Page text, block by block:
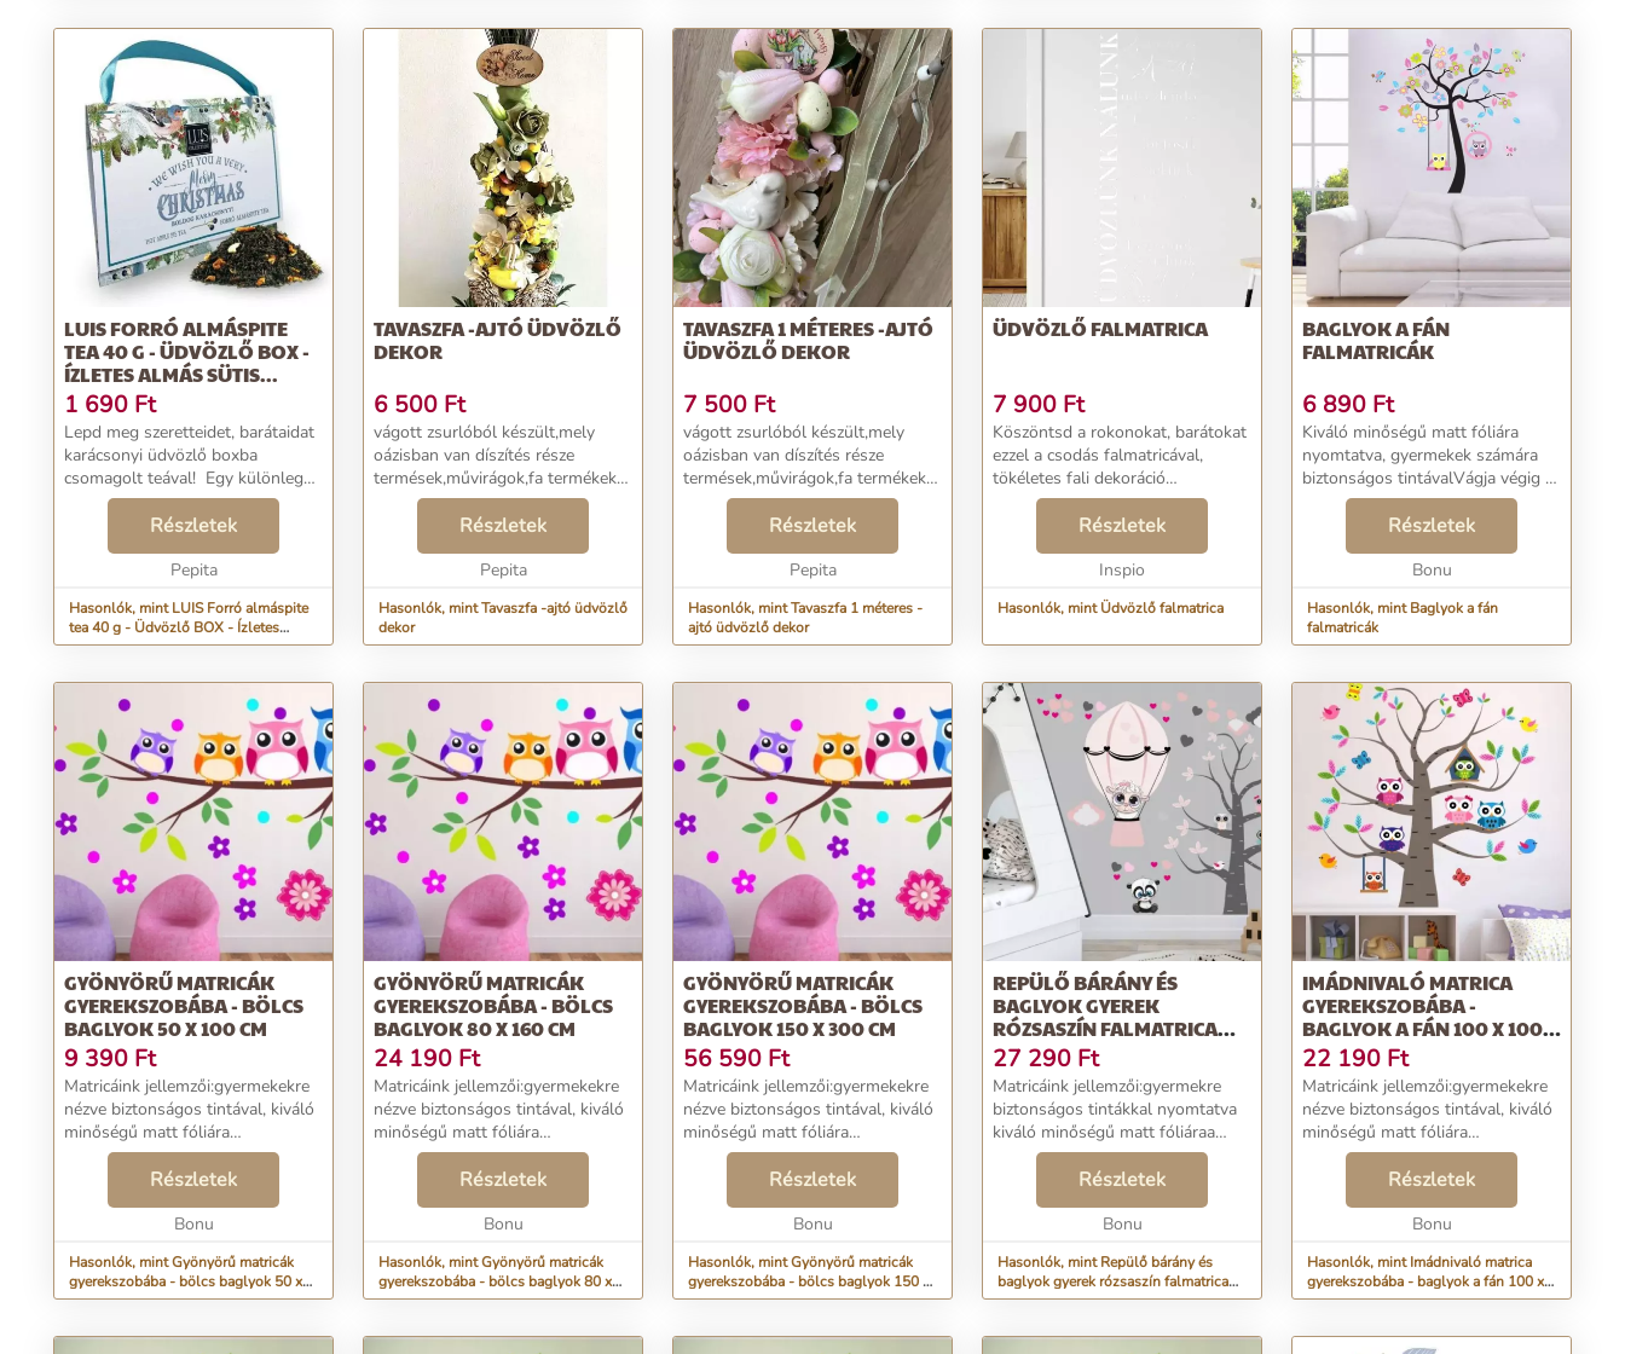
LUIS FORRÓ ALMÁSPITE
TEA 40 G - ÜDVÖZLŐ BOX -
ÍZLETES ALMÁS SÜTIS...
1 690 Ft
Lepd meg szeretteidet, barátaidat
karácsonyi üdvözlő boxba
csomagolt teával! Egy különleges
teaösszeállítás remek
ajándékötlet, hiszen teázni
mindenki szokott a hideg
napokon. Forró almáspite tea íz...
Részletek
Pepita
Hasonlók, mint LUIS Forró almáspite
tea 40 g - Üdvözlő BOX - Ízletes
almás sütis...
TAVASZFA -AJTÓ ÜDVÖZLŐ
DEKOR
6 500 Ft
vágott zsurlóból készült,mely
oázisban van díszítés része
termések,művirágok,fa termékek
látványos ajtó elé,mellé téve
különösebb gondozást nem
igényel...
Részletek
Pepita
Hasonlók, mint Tavaszfa -ajtó üdvözlő
dekor
TAVASZFA 1 MÉTERES -AJTÓ
ÜDVÖZLŐ DEKOR
7 500 Ft
vágott zsurlóból készült,mely
oázisban van díszítés része
termések,művirágok,fa termékek
látványos ajtó elé,mellé téve
különösebb gondozást nem
igényel...
Részletek
Pepita
Hasonlók, mint Tavaszfa 1 méteres -
ajtó üdvözlő dekor
ÜDVÖZLŐ FALMATRICA
7 900 Ft
Köszöntsd a rokonokat, barátokat
ezzel a csodás falmatricával,
tökéletes fali dekoráció
előszobába....
Részletek
Inspio
Hasonlók, mint Üdvözlő falmatrica
BAGLYOK A FÁN
FALMATRICÁK
6 890 Ft
Kiváló minőségű matt fóliára
nyomtatva, gyermekek számára
biztonságos tintávalVágja végig a
kontúr menténÖntapadós -
ragasztóréteggel
rendelkeznekSzivaccsal vagy
ruhával tisztíthatókA matricák
Részletek
Bonu
Hasonlók, mint Baglyok a fán
falmatricák
GYÖNYÖRŰ MATRICÁK
GYEREKSZOBÁBA - BÖLCS
BAGLYOK 50 X 100 CM
9 390 Ft
Matricáink jellemzői:gyermekekre
nézve biztonságos tintával, kiváló
minőségű matt fóliára
nyomtatvavágja végig a kontúr
menténöntapadós -
ragasztóréteggel
rendelkeznekszivaccsal vagy
Részletek
Bonu
Hasonlók, mint Gyönyörű matricák
gyerekszobába - bölcs baglyok 50 x
100 cm
GYÖNYÖRŰ MATRICÁK
GYEREKSZOBÁBA - BÖLCS
BAGLYOK 80 X 160 CM
24 190 Ft
Matricáink jellemzői:gyermekekre
nézve biztonságos tintával, kiváló
minőségű matt fóliára
nyomtatvavágja végig a kontúr
menténöntapadós -
ragasztóréteggel
rendelkeznekszivaccsal vagy
Részletek
Bonu
Hasonlók, mint Gyönyörű matricák
gyerekszobába - bölcs baglyok 80 x
160 cm
GYÖNYÖRŰ MATRICÁK
GYEREKSZOBÁBA - BÖLCS
BAGLYOK 150 X 300 CM
56 590 Ft
Matricáink jellemzői:gyermekekre
nézve biztonságos tintával, kiváló
minőségű matt fóliára
nyomtatvavágja végig a kontúr
menténöntapadós -
ragasztóréteggel
rendelkeznekszivaccsal vagy
Részletek
Bonu
Hasonlók, mint Gyönyörű matricák
gyerekszobába - bölcs baglyok 150 x
300 cm
REPÜLŐ BÁRÁNY ÉS
BAGLYOK GYEREK
RÓZSASZÍN FALMATRICA
100 X 200 CM
27 290 Ft
Matricáink jellemzői:gyermekre
biztonságos tintákkal nyomtatva
kiváló minőségű matt fóliáraa
kontúr mentén vágjuköntapadó -
ragasztóréteggel
rendelkeznekmérete: 100 x 200
cmszivaccsal vagy ronggyal ti...
Részletek
Bonu
Hasonlók, mint Repülő bárány és
baglyok gyerek rózsaszín falmatrica
100 x 200 cm
IMÁDNIVALÓ MATRICA
GYEREKSZOBÁBA -
BAGLYOK A FÁN 100 X 100
CM
22 190 Ft
Matricáink jellemzői:gyermekekre
nézve biztonságos tintával, kiváló
minőségű matt fóliára
nyomtatvavágja végig a kontúr
menténöntapadós -
ragasztóréteggel
rendelkeznekszivaccsal vagy
Részletek
Bonu
Hasonlók, mint Imádnivaló matrica
gyerekszobába - baglyok a fán 100 x
100 cm